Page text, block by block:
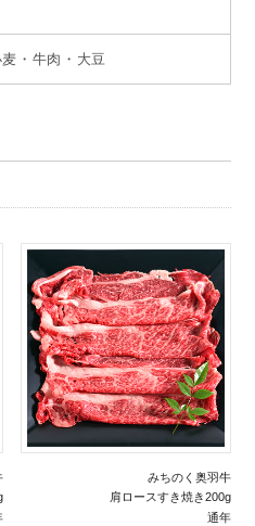
・牛肉・大豆
みちのく奥羽牛
肩ロースすき焼き200g
通年